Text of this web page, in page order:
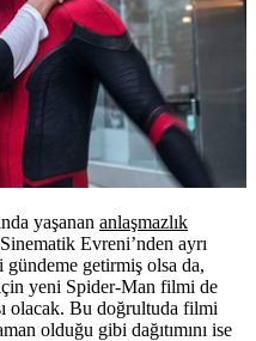
yaşanan anlaşmazlık
Evreni’nden ayrı
getirmiş olsa da,
yeni Spider-Man filmi de
olacak. Bu doğrultuda filmi
olduğu gibi dağıtımını ise